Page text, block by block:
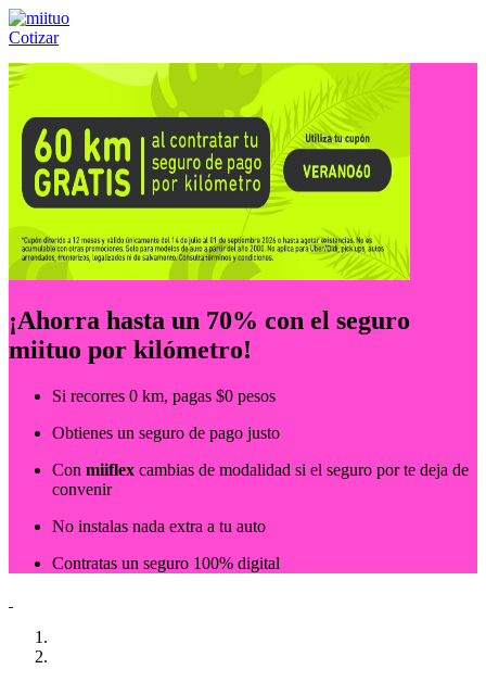
Cotizar
Llámanos al:(55) 84-21-05-00 ó
¡Ahorra hasta un 70% con el seguro
miituo por kilómetro!
Si recorres 0 km, pagas $0 pesos
Obtienes un seguro de pago justo
Con miiflex cambias de modalidad si el seguro por te deja de
convenir
No instalas nada extra a tu auto
Contratas un seguro 100% digital